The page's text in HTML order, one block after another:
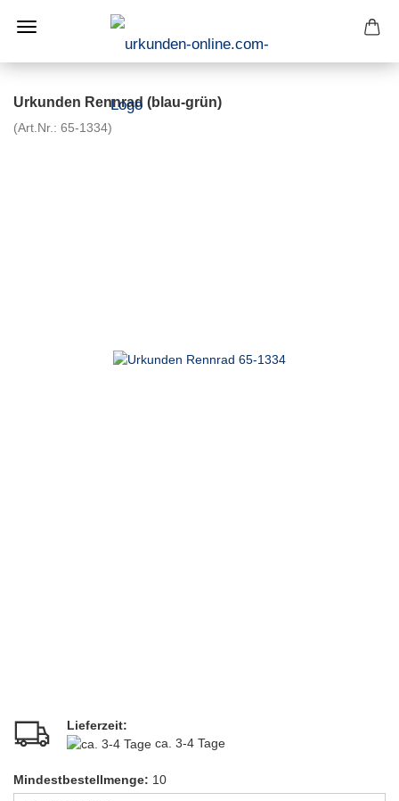
Urkunden Rennrad (blau-grün)
(Art.Nr.: 65-1334)
Lieferzeit:
ca. 3-4 Tage
Mindestbestellmenge: 10